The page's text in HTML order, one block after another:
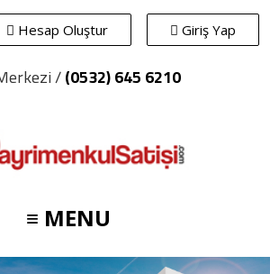
Giriş Yap
Hesap Oluştur
/(0532) 645 6210
≡ MENU